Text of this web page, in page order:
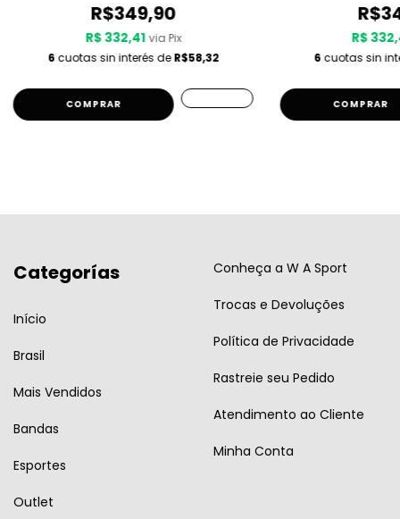
R$349,90
R$ 332,41 via Pix
6 cuotas sin interés deR$58,32
COMPRAR
R$
6 cuotas sin
COMPRAR
Categorías
Início
Brasil
Mais Vendidos
Bandas
Esportes
Outlet
Conheça a W A Sport
Trocas e Devoluções
Política de Privacidade
Rastreie seu Pedido
Atendimento ao Cliente
Minha Conta